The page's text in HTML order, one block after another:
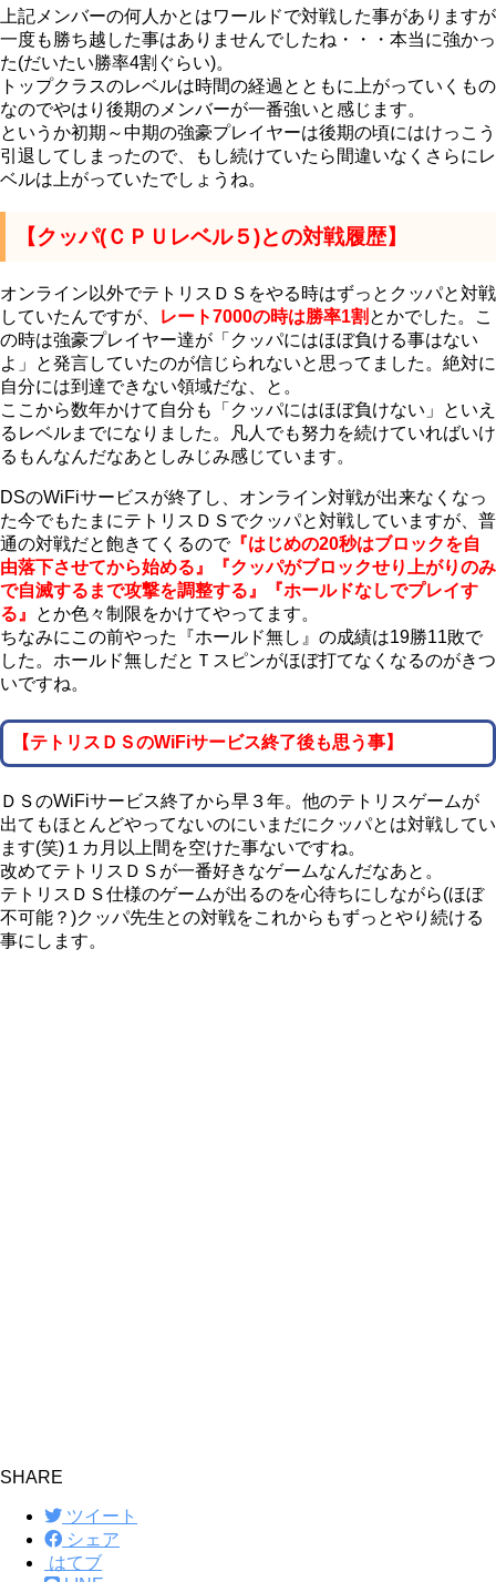
上記メンバーの何人かとはワールドで対戦した事がありますが
一度も勝ち越した事はありませんでしたね・・・本当に強かっ
た(だいたい勝率4割ぐらい)。
トップクラスのレベルは時間の経過とともに上がっていくもの
なのでやはり後期のメンバーが一番強いと感じます。
というか初期～中期の強豪プレイヤーは後期の頃にはけっこう
引退してしまったので、もし続けていたら間違いなくさらにレ
ベルは上がっていたでしょうね。
【クッパ(ＣＰＵレベル５)との対戦履歴】
オンライン以外でテトリスＤＳをやる時はずっとクッパと対戦
していたんですが、
レート7000の時は勝率1割 とかでした。こ
の時は強豪プレイヤー達が「クッパにはほぼ負ける事はない
よ」と発言していたのが信じられないと思ってました。絶対に
自分には到達できない領域だな、と。
ここから数年かけて自分も「クッパにはほぼ負けない」といえ
るレベルまでになりました。凡人でも努力を続けていればいけ
るもんなんだなあとしみじみ感じています。
DSのWiFiサービスが終了し、オンライン対戦が出来なくなっ
た今でもたまにテトリスＤＳでクッパと対戦していますが、普
通の対戦だと飽きてくるので『はじめの20秒はブロックを自
由落下させてから始める』『クッパがブロックせり上がりのみ
で自滅するまで攻撃を調整する』『ホールドなしでプレイす
る』
とか色々制限をかけてやってます。
ちなみにこの前やった『ホールド無し』の成績は19勝11敗で
した。ホールド無しだとＴスピンがほぼ打てなくなるのがきつ
いですね。
【テトリスＤＳのWiFiサービス終了後も思う事】
ＤＳのWiFiサービス終了から早３年。他のテトリスゲームが
出てもほとんどやってないのにいまだにクッパとは対戦してい
ます(笑)１カ月以上間を空けた事ないですね。
改めてテトリスＤＳが一番好きなゲームなんだなあと。
テトリスＤＳ仕様のゲームが出るのを心待ちにしながら(ほぼ
不可能？)クッパ先生との対戦をこれからもずっとやり続ける
事にします。
SHARE
ツイート
シェア
はてブ